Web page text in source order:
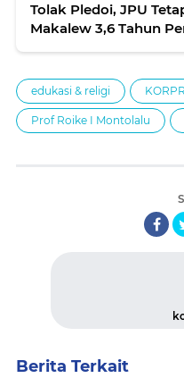
Tolak Pledoi, JPU
Makalew 3,6 Tahun
edukasi & religi
Prof Roike I Montolalu
Berita Terkait